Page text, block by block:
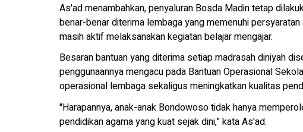
As'ad menambahkan, penyaluran Bosda Madin tetap
benar-benar diterima lembaga yang memenuhi
masih aktif melaksanakan kegiatan belajar mengajar.
Besaran bantuan yang diterima setiap madrasah diniyah
penggunaannya mengacu pada Bantuan Operasional
operasional lembaga sekaligus meningkatkan kualitas
"Harapannya, anak-anak Bondowoso tidak hanya
pendidikan agama yang kuat sejak dini," kata As'ad.